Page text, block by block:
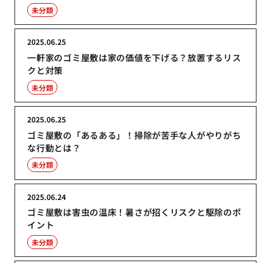
未分類
一軒家のゴミ屋敷は家の価値を下げる？放置するリス
クと対策
2025.06.25
未分類
ゴミ屋敷の「あるある」！掃除が苦手な人がやりがち
な行動とは？
2025.06.25
未分類
ゴミ屋敷は害虫の温床！暑さが招くリスクと駆除のポ
イント
2025.06.24
未分類